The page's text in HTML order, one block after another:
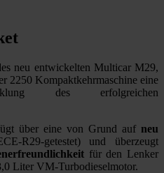
neu entwickelten Multicar M29,
2250 Kompaktkehrmaschine eine
des erfolgreichen
über eine von Grund auf neu
R29-getestet) und überzeugt
für den Lenker
Liter VM-Turbodieselmotor.